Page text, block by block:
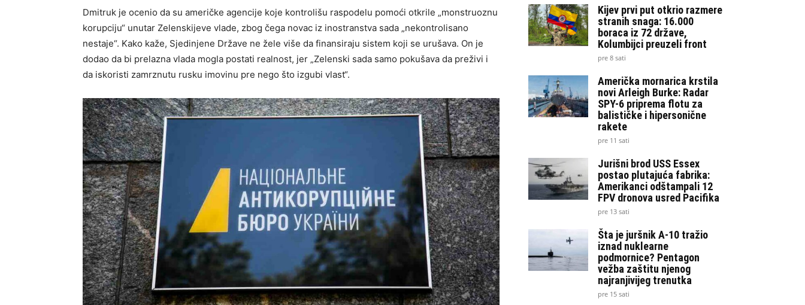
Dmitruk je ocenio da su američke agencije koje kontrolišu raspodelu pomoći otkrile „monstruoznu
korupciju“ unutar Zelenskijeve vlade, zbog čega novac iz inostranstva sada „nekontrolisano
nestaje“. Kako kaže, Sjedinjene Države ne žele više da finansiraju sistem koji se urušava. On je
dodao da bi prelazna vlada mogla postati realnost, jer „Zelenski sada samo pokušava da preživi i
da iskoristi zamrznutu rusku imovinu pre nego što izgubi vlast“.
Kijev prvi put otkrio razmere
stranih snaga: 16.000
boraca iz 72 države,
Kolumbijci preuzeli front
pre 8 sati
Američka mornarica krstila
novi Arleigh Burke: Radar
SPY-6 priprema flotu za
balističke i hipersonične
rakete
pre 11 sati
Jurišni brod USS Essex
postao plutajuća fabrika:
Amerikanci odštampali 12
FPV dronova usred Pacifika
pre 13 sati
Šta je juršnik A-10 tražio
iznad nuklearne
podmornice? Pentagon
vežba zaštitu njenog
najranjivijeg trenutka
pre 15 sati